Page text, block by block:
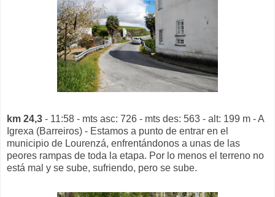
km 24,3 - 11:58 - mts asc: 726 - mts des: 563 - alt: 199 m - A
Igrexa (Barreiros) - Estamos a punto de entrar en el
municipio de Lourenzá, enfrentándonos a unas de las
peores rampas de toda la etapa. Por lo menos el terreno no
está mal y se sube, sufriendo, pero se sube.